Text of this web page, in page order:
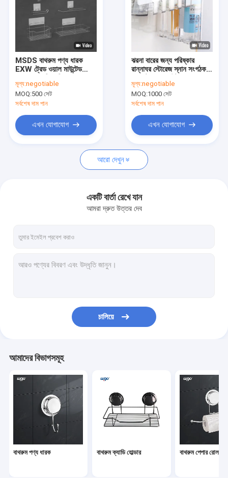
ভিডিও
VR প্রদর্শন
আমাদের সম্পর্কে
কারখানা ভ্রমণ
যোগাযোগ করুন
বাথরুম পণ্য ধারক
বাথরুম তোয়ালে রিং হোল্ডার
ঝুলন্ত কর্নার ঝরনা শেলফ
টুথব্রাশ কাপ ধারক
ওয়াল মাউন্ট হুক হ্যাঙ্গার
MSDS বাথরুম পণ্য ধারক
EXW ট্রেড ওয়াল মাউন্টেড
মূল্য:negotiable
MOQ:500 সেট
সর্বশেষ দাম পান
এখন যোগাযোগ
ঝরনা বারের জন্য পরিষ্কার
রান্নাঘর স্টোরেজ স্নান সংগঠক
মূল্য:negotiable
MOQ:1000 সেট
সর্বশেষ দাম পান
এখন যোগাযোগ
আরো দেখুন
একটি বার্তা রেখে যান
আমরা দ্রুত উত্তর দেব
চালিয়ে
আমাদের বিভাগসমূহ
বাথরুম পণ্য ধারক বাথরুম ক্যাডি হোল্ডার বাথরুম পেপার রোল